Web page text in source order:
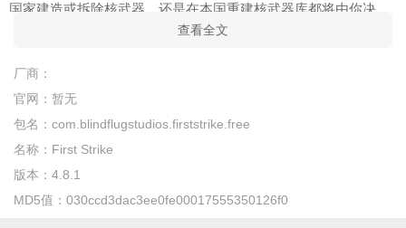
国家建造或拆除核武器，还是在本国重建核武器库都将由你决
定。另外，先发制人采用了3D引擎制作而成，其小巧精致的游戏
法自拔。
游戏亮点：
1、享受数以百万计的玩家选择的高清视频游戏，酷炫壮观的
战斗场面和科技的魅力；
2、战略大国游戏的最新技术和战术。和平与战争之间的游戏
查看全文
厂商：
官网： 暂无
包名： com.blindflugstudios.firststrike.free
名称： First Strike
版本： 4.8.1
MD5值： 030ccd3dac3ee0fe00017555350126f0